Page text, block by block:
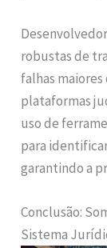
robustas de
falhas
plataformas
uso de
para
garantindo a
Conclusão:
Sistema